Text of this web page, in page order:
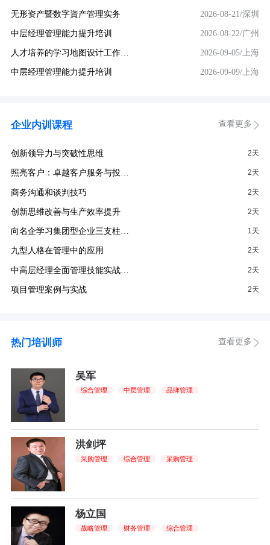
无形资产暨数字資产管理实务 2026-08-21/深圳
中层经理管理能力提升培训 2026-08-22/广州
人才培养的学习地图设计工作… 2026-09-05/上海
中层经理管理能力提升培训 2026-09-09/上海
企业内训课程 查看更多
创新领导力与突破性思维 2天
照亮客户：卓越客户服务与投… 2天
商务沟通和谈判技巧 2天
创新思维改善与生产效率提升 2天
向名企学习集团型企业三支柱… 1天
九型人格在管理中的应用 2天
中高层经理全面管理技能实战… 2天
项目管理案例与实战 2天
热门培训师 查看更多
吴军
综合管理 中层管理 品牌管理
洪剑坪
采购管理 综合管理 采购管理
杨立国
战略管理 财务管理 综合管理